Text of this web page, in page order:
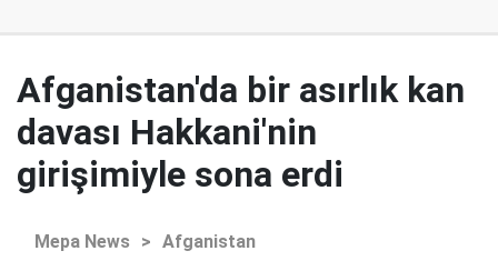
Afganistan'da bir asırlık kan
davası Hakkani'nin
girişimiyle sona erdi
Mepa News > Afganistan